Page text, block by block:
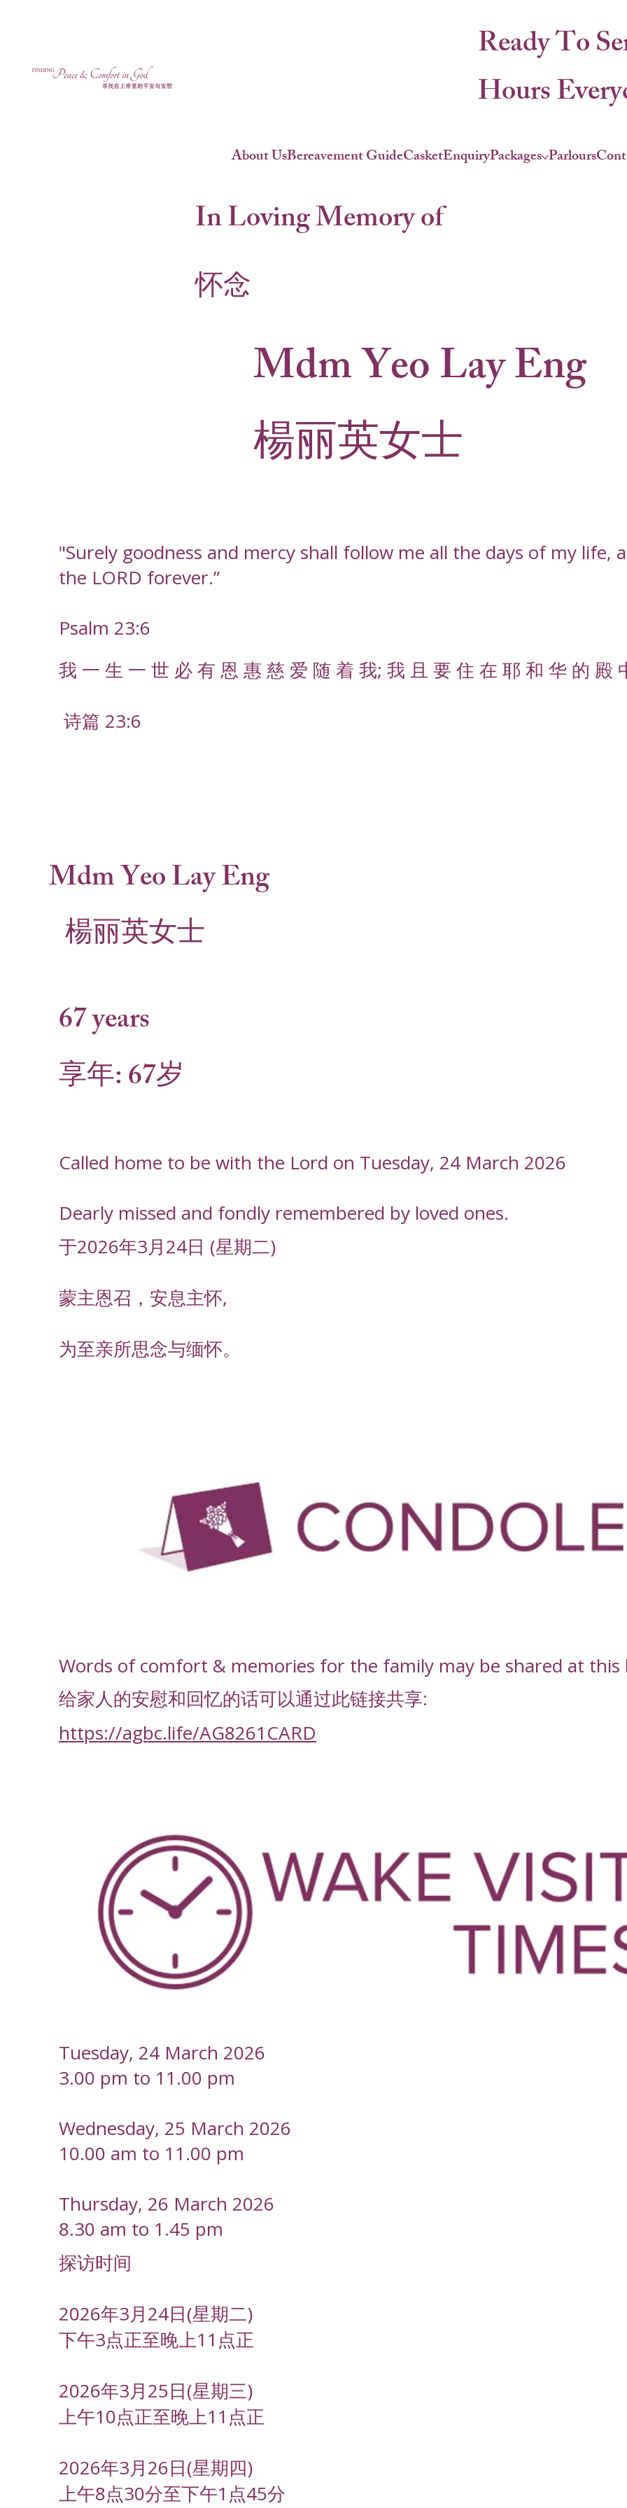
About UsBereavement GuideCasketEnquiryPackages Parlours
Ready To
Hours
In Loving Memory of
怀念
Mdm Yeo Lay Eng
楊丽英女士
"Surely goodness and mercy shall follow me all the days of my life,
the LORD forever.”
Psalm 23:6
我 一 生 一 世 必 有 恩 惠 慈 爱 随 着 我; 我 且 要 住 在 耶 和 华 的 殿
诗篇 23:6
Mdm Yeo Lay Eng
楊丽英女士
67 years
享年: 67岁
Called home to be with the Lord on Tuesday, 24 March 2026
Dearly missed and fondly remembered by loved ones.
于2026年3月24日 (星期二)
蒙主恩召，安息主怀,
为至亲所思念与缅怀。
Words of comfort & memories for the family may be shared at this
给家人的安慰和回忆的话可以通过此链接共享:
https://agbc.life/AG8261CARD
Tuesday, 24 March 2026
3.00 pm to 11.00 pm
Wednesday, 25 March 2026
10.00 am to 11.00 pm
Thursday, 26 March 2026
8.30 am to 1.45 pm
探访时间
2026年3月24日(星期二)
下午3点正至晚上11点正
2026年3月25日(星期三)
上午10点正至晚上11点正
2026年3月26日(星期四)
上午8点30分至下午1点45分